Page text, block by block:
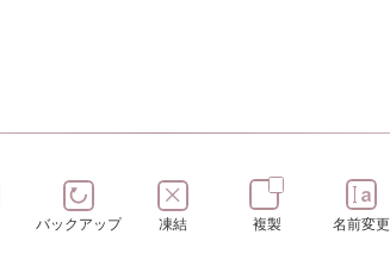
バックアップ 凍結 複製 名前変更